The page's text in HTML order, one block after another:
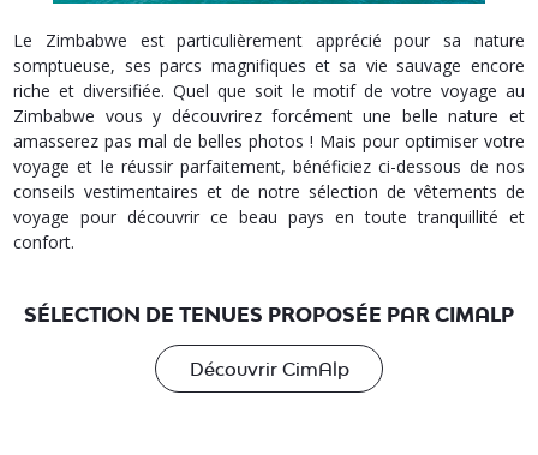
Le Zimbabwe est particulièrement apprécié pour sa nature
somptueuse, ses parcs magnifiques et sa vie sauvage encore
riche et diversifiée. Quel que soit le motif de votre voyage au
Zimbabwe vous y découvrirez forcément une belle nature et
amasserez pas mal de belles photos ! Mais pour optimiser votre
voyage et le réussir parfaitement, bénéficiez ci-dessous de nos
conseils vestimentaires et de notre sélection de vêtements de
voyage pour découvrir ce beau pays en toute tranquillité et
confort.
SÉLECTION DE TENUES PROPOSÉE PAR CIMALP
Découvrir CimAlp